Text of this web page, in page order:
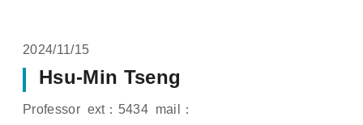
2024/11/15
Hsu-Min Tseng
Professor ext：5434 mail：